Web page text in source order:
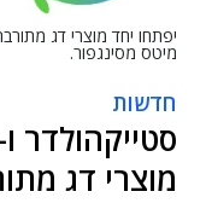
יפתחו יחד מוצרי דג
מיטס מסינגפור.
חדשות
סטייקהולדר
מוצרי דג